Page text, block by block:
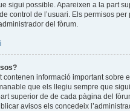
sigui possible. Apareixen a la part
control de l’usuari. Els permisos
del fòrum.
contenen informació important sobre
que els llegiu sempre que
superior de de cada pàgina del
avisos els concedeix